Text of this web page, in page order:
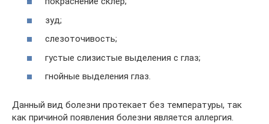
зуд;
слезоточивость;
густые слизистые выделения с глаз;
гнойные выделения глаз.
Данный вид болезни протекает без температуры, так
как причиной появления болезни является аллергия.